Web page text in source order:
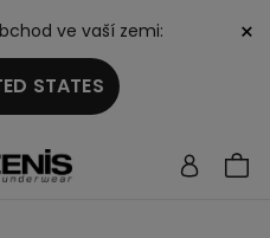
ve vaší zemi:
STATES
×